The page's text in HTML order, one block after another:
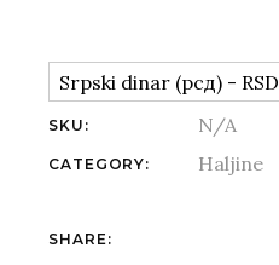
Srpski dinar (рсд) - RSD
SKU: N/A
CATEGORY: Haljine
SHARE: